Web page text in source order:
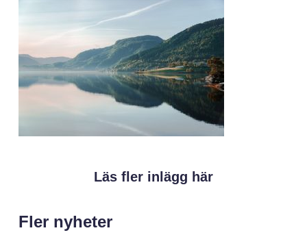
Läs fler inlägg här
Fler nyheter